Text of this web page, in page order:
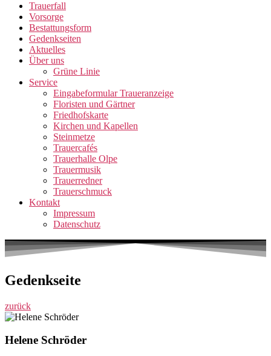
Trauerfall
Vorsorge
Bestattungsform
Gedenkseiten
Aktuelles
Über uns
Grüne Linie
Service
Eingabeformular Traueranzeige
Floristen und Gärtner
Friedhofskarte
Kirchen und Kapellen
Steinmetze
Trauercafés
Trauerhalle Olpe
Trauermusik
Trauerredner
Trauerschmuck
Kontakt
Impressum
Datenschutz
Gedenkseite
zurück
Helene Schröder